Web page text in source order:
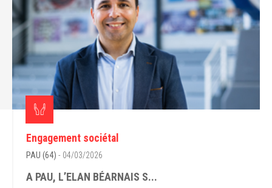
Engagement sociétal
PAU (64) - 04/03/2026
A PAU, L’ELAN BÉARNAIS S...